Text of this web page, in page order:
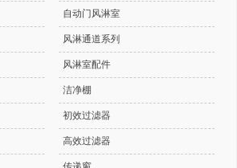
自动门风淋室
风淋通道系列
风淋室配件
洁净棚
初效过滤器
高效过滤器